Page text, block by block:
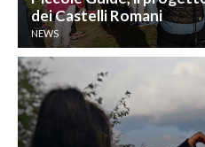
dei Castelli Romani
NEWS